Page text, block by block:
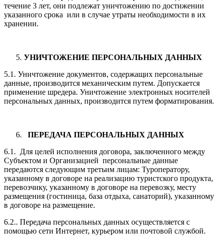
течение 3 лет, они подлежат уничтожению по достижении
указанного срока или в случае утраты необходимости в их
хранении.
УНИЧТОЖЕНИЕ ПЕРСОНАЛЬНЫХ ДАННЫХ
5.1. Уничтожение документов, содержащих персональные
данные, производится механическим путем. Допускается
применение шредера. Уничтожение электронных носителей
персональных данных, производится путем форматирования.
ПЕРЕДАЧА ПЕРСОНАЛЬНЫХ ДАННЫХ
6.1. Для целей исполнения договора, заключенного между
Субъектом и Организацией персональные данные
передаются следующим третьим лицам: Туроператору,
указанному в договоре на реализацию туристского продукта,
перевозчику, указанному в договоре на перевозку, месту
размещения (гостиница, база отдыха, санаторий), указанному
в договоре на размещение.
6.2.. Передача персональных данных осуществляется с
помощью сети Интернет, курьером или почтовой службой.